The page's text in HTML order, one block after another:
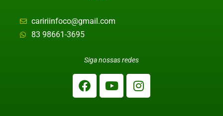
caririinfoco@gmail.com
83 98661-3695
Siga nossas redes